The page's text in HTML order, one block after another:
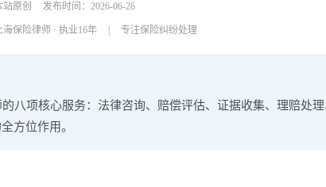
原创 发布时间：2026-06-26
海保险律师 · 执业16年 专注保险纠纷处理
八项核心服务：法律咨询、赔偿评估、证据收集、理赔处
方位作用。